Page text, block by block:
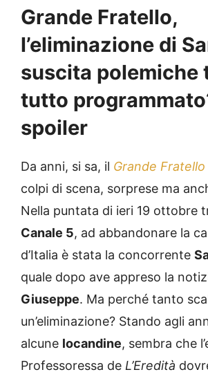
Grande Fratello,
l’eliminazione di
suscita polemiche
tutto
spoiler
Da anni, si sa, il Grande Fratello
colpi di scena, sorprese ma
Nella puntata di ieri 19 ottobre
Canale 5, ad abbandonare la
d’Italia è stata la concorrente
quale dopo ave appreso la
Giuseppe. Ma perché tanto
un’eliminazione? Stando agli
alcune locandine, sembra che
Professoressa de L’Eredità